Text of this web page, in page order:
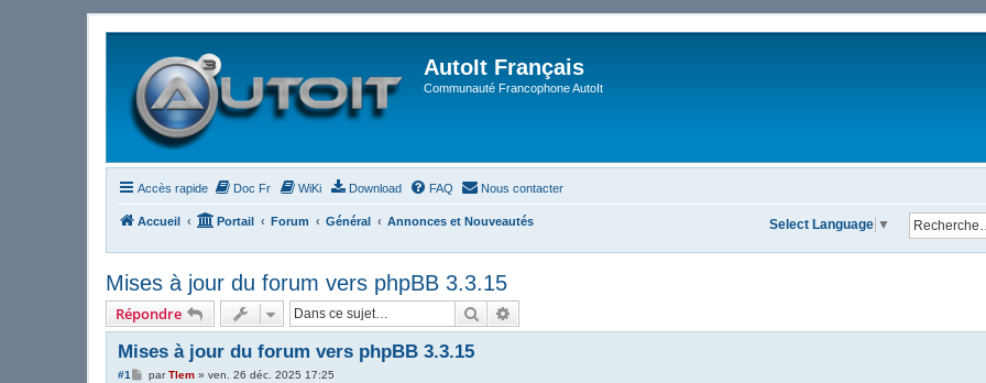
AutoIt Français
Communauté Francophone AutoIt
Accès rapide Doc Fr WiKi Download FAQ Nous contacter
Accueil Portail Forum Général Annonces et Nouveautés Select Language ▼
Mises à jour du forum vers phpBB 3.3.15
Répondre Rechercher
Mises à jour du forum vers phpBB 3.3.15
#1
MparTlem» ven. 26 déc. 2025 17:25